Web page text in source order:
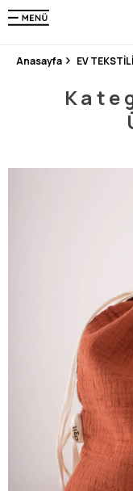
250.000'DEN FAZLA
3 MİLYONDAN
Anasayfa EV TEKSTİLİ